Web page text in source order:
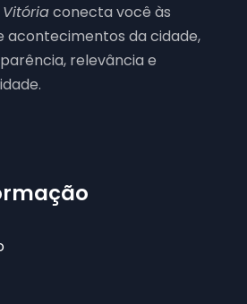
Vitóriaconecta você às
acontecimentos da cidade,
relevância e